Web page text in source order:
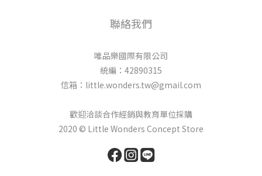
聯絡我們
唯品樂國際有限公司
統編：42890315
信箱：little.wonders.tw@gmail.com
歡迎洽談合作經銷與教育單位採購
2020 © Little Wonders Concept Store